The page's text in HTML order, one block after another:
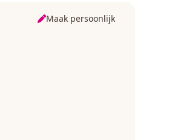
Maak persoonlijk